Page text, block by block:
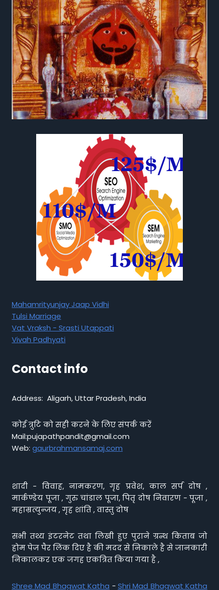
Mahamrityunjay Jaap Vidhi
Tulsi Marriage
Vat Vraksh - Srasti Utappati
Vivah Padhyati
Contact info
Address: Aligarh, Uttar Pradesh, India
कोई त्रुटि को सही करने के लिए संपर्क करें
Mail:pujapathpandit@gmail.com
Web: gaurbrahmansamaj.com
शादी - विवाह, नामकरण, गृह प्रवेश, काल सर्प दोष ,
मार्कण्डेय पूजा , गुरु चांडाल पूजा, पितृ दोष निवारण - पूजा ,
महाम्रत्युन्जय , गृह शांति , वास्तु दोष
सभी तथ्य इंटरनेट तथा लिखी हुए पुराने ग्रन्थ किताब जो
होम पेज पैर लिंक दिए है की मदद से निकाले है से जानकारी
निकालकर एक जगह एकत्रित किया गया है ,
Shree Mad Bhagwat Katha - Shri Mad Bhagwat Katha